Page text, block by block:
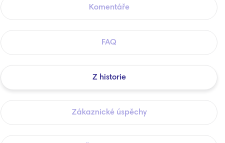
Komentáře
FAQ
Z historie
Zákaznické úspěchy